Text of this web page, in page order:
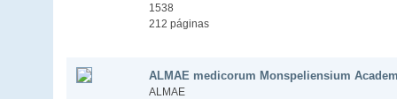
1538
212 páginas
ALMAE medicorum Monspeliensium
ALMAE